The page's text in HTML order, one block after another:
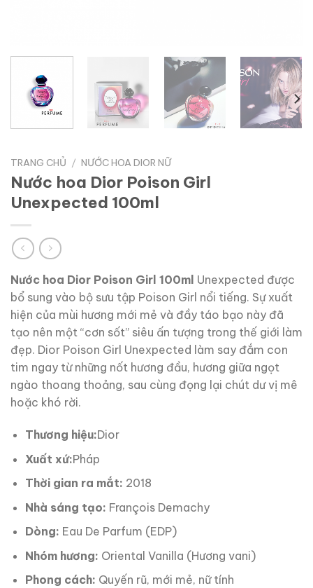
TRANG CHỦ / NƯỚC HOA DIOR NỮ
Nước hoa Dior Poison Girl
Unexpected 100ml
Nước hoa Dior Poison Girl 100ml Unexpected được
bổ sung vào bộ sưu tập Poison Girl nổi tiếng. Sự xuất
hiện của mùi hương mới mẻ và đầy táo bạo này đã
tạo nên một “cơn sốt” siêu ấn tượng trong thế giới làm
đẹp. Dior Poison Girl Unexpected làm say đắm con
tim ngay từ những nốt hương đầu, hương giữa ngọt
ngào thoang thoảng, sau cùng đọng lại chút dư vị mê
hoặc khó rời.
Thương hiệu:Dior
Xuất xứ:Pháp
Thời gian ra mắt: 2018
Nhà sáng tạo: François Demachy
Dòng: Eau De Parfum (EDP)
Nhóm hương: Oriental Vanilla (Hương vani)
Phong cách: Quyến rũ, mới mẻ, nữ tính